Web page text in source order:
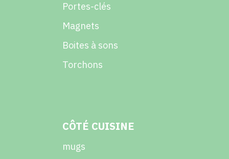
Portes-clés
Magnets
Boites à sons
Torchons
CÔTÉ CUISINE
mugs